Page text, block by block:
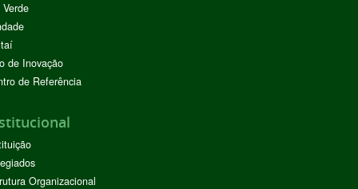
de Inovação
de Referência
Organizacional